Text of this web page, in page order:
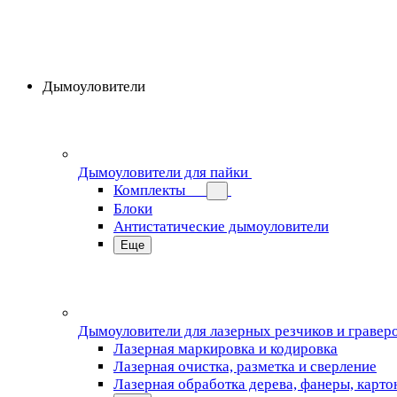
Дымоуловители
Дымоуловители для пайки
Комплекты
Блоки
Антистатические дымоуловители
Еще
Дымоуловители для лазерных резчиков и
Лазерная маркировка и кодировка
Лазерная очистка, разметка и сверление
Лазерная обработка дерева, фанеры,